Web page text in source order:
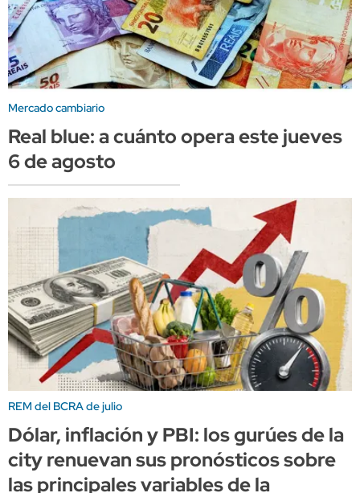
Mercado cambiario
Real blue: a cuánto opera este jueves
6 de agosto
REM del BCRA de julio
Dólar, inflación y PBI: los gurúes de la
city renuevan sus pronósticos sobre
las principales variables de la